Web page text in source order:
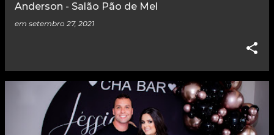
Anderson - Salão Pão de Mel
em setembro 27, 2021